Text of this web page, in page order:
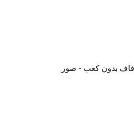
بدون كعب - صور